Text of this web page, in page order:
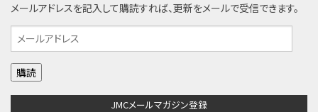
メールアドレスを記入して購読すれば、更新をメールで受信できます。
メ
ー
ル
JMCメールマガジン登録